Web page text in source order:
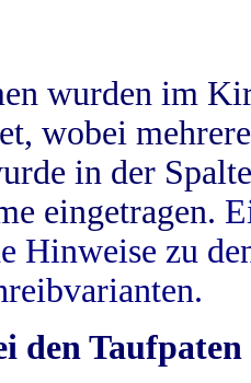
wurden im
wobei
in der
eingetragen.
Hinweise zu
den Taufpaten